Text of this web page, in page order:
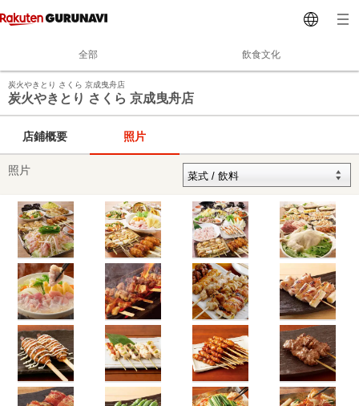
全部 飲食文化
炭火やきとり さくら 京成曳舟店
炭火やきとり さくら 京成曳舟店
店鋪概要 照片
照片